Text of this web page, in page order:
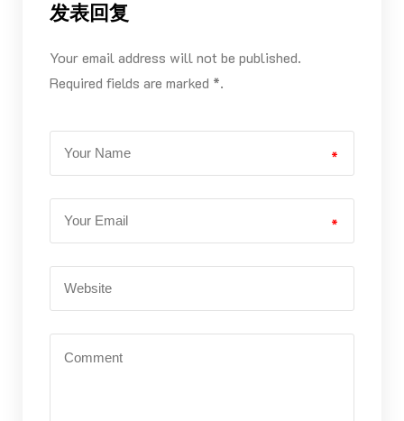
发表回复
Your email address will not be published.
Required fields are marked *.
*
*